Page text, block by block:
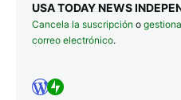
USA TODAY NEWS
Cancela la suscripción o
correo electrónico.